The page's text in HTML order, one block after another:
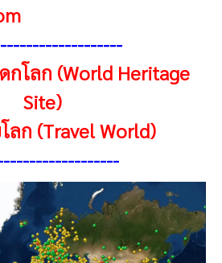
-
กโลก (World Heritage
Site)
ลก (Travel World)